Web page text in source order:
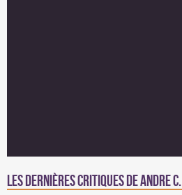
Les dernières critiques de Andre C.